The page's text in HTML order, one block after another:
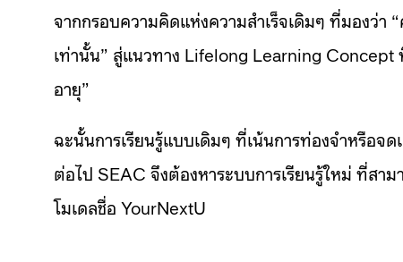
จากกรอบความคิดแห่งความสำเร็จเดิมๆ ที่มองว่า
เท่านั้น” สู่แนวทาง Lifelong Learning Concept
อายุ”
ฉะนั้นการเรียนรู้แบบเดิมๆ ที่เน้นการท่องจำหรือจ
ต่อไป SEAC จึงต้องหาระบบการเรียนรู้ใหม่ ที่สา
โมเดลชื่อ YourNextU